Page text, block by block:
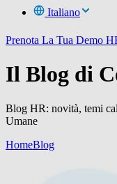
Italiano
Prenota La Tua Demo
Il Blog di
Blog HR: novità, temi
Umane
HomeBlog